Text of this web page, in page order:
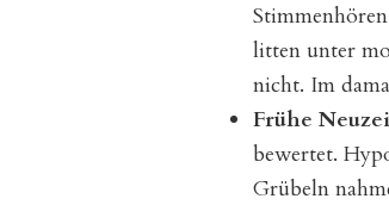
litten unter
nicht. Im
Frühe
bewertet.
Grübeln